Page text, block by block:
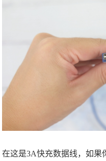
在这是3A快充数据线，如果